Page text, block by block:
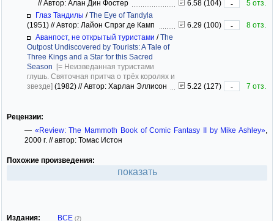
//Автор: Алан Дин Фостер 6.58 (104) -
5 отз.
Глаз Тандилы /The Eye of Tandyla
(1951) //Автор: Лайон Спрэг де Камп 6.29 (100) -
8 отз.
Аванпост, не открытый туристами /The
Outpost Undiscovered by Tourists: A Tale of
Three Kings and a Star for this Sacred
Season [= Неизведанная туристами
глушь. Святочная притча о трёх королях и
звезде] (1982) //Автор: Харлан Эллисон 5.22 (127) - 7 отз.
Рецензии:
— «Review: The Mammoth Book of Comic Fantasy II by Mike Ashley»
2000 г. // автор: Томас Истон
Похожие произведения:
показать
Издания: ВСЕ (2)